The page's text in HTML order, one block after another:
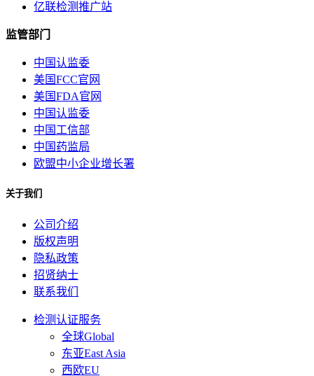
亿联检测推广站
监管部门
中国认监委
美国FCC官网
美国FDA官网
中国认监委
中国工信部
中国药监局
欧盟中小企业增长署
关于我们
公司介绍
版权声明
隐私政策
招贤纳士
联系我们
检测认证服务
全球Global
东亚East Asia
西欧EU